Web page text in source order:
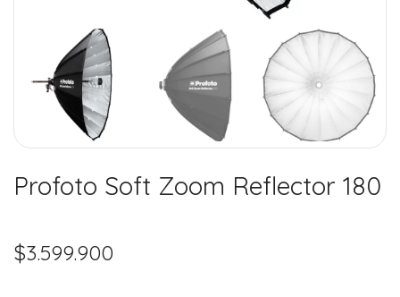
Profoto Soft Zoom Reflector 180
$3.599.900